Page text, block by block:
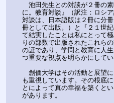
池田先生との対談が２冊の
に。教育対談』（訳注：ロシ
対談は、日本語版は２冊に分
冊として出版。）と『２１世
て結実したことは私にとって
りの部数で出版されたこれら
の証であり、学問と教育に人
つ重要な視点を明らかにしてい
創価大学はその活動と展望
も重視しています。その根底
とによって真の幸福を築くと
があります。